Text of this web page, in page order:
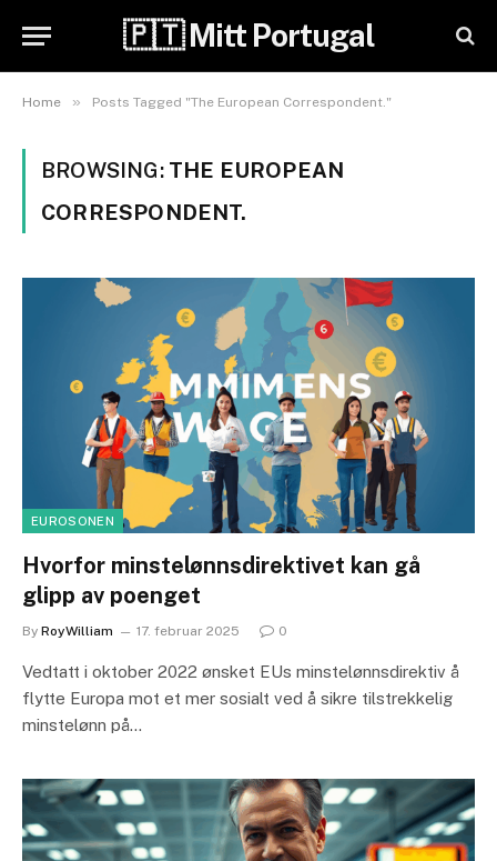
🇵🇹 Mitt Portugal
Home » Posts Tagged "The European Correspondent."
BROWSING: THE EUROPEAN
CORRESPONDENT.
EUROSONEN
Hvorfor minstelønnsdirektivet kan gå
glipp av poenget
By RoyWilliam 17. februar 2025 0
Vedtatt i oktober 2022 ønsket EUs minstelønnsdirektiv å
flytte Europa mot et mer sosialt ved å sikre tilstrekkelig
minstelønn på…